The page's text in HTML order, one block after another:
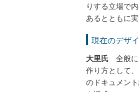
りする立場で
あるとともに
現在のデザ
大里氏 全般に
作り方として
のドキュメン